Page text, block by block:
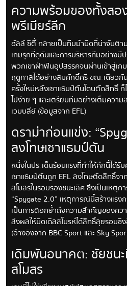
ความพร้อมของทั้งสอ
พรีเมียร์ลีก
ฮัลล์ ซิตี้ กลายเป็นทีมม้ามืดที่น่าจับตา
เกมรุกที่ดุดันและการบริหารทีมอย่าง
พวกเขาฝ่าฟันอุปสรรคจนผ่านเข้าสู่เ
ฤดูกาลได้อย่างสมศักดิ์ศรี ขณะเดียวกั
ครั้งใหม่หลังเซาแธมป์ตันโดนตัดสิทธิ์
ไปง่าย ๆ และเตรียมทีมอย่างเต็มควา
เวมบลีย์ (ข้อมูลจาก EFL)
ดราม่าก่อนแข่ง:
ลงโทษเซาแธมป์ตัน
หนึ่งในประเด็นร้อนแรงที่ทำให้ศึกนี้ได้
เซาแธมป์ตันถูก EFL ลงโทษตัดสิทธิ์จ
สโมสรในรอบรองชนะเลิศ ซึ่งเป็นเหตุ
“Spygate 2.0” เหตุการณ์นี้สร้างแรง
เป็นการตอกย้ำถึงความสำคัญของคว
ส่งผลให้มิดเดิลสโบรห์ได้สิทธิ์ลุยรอบชิ
(อ้างอิงจาก BBC Sport และ Sky
เดิมพันอนาคต: ชัยชน
สโมสร